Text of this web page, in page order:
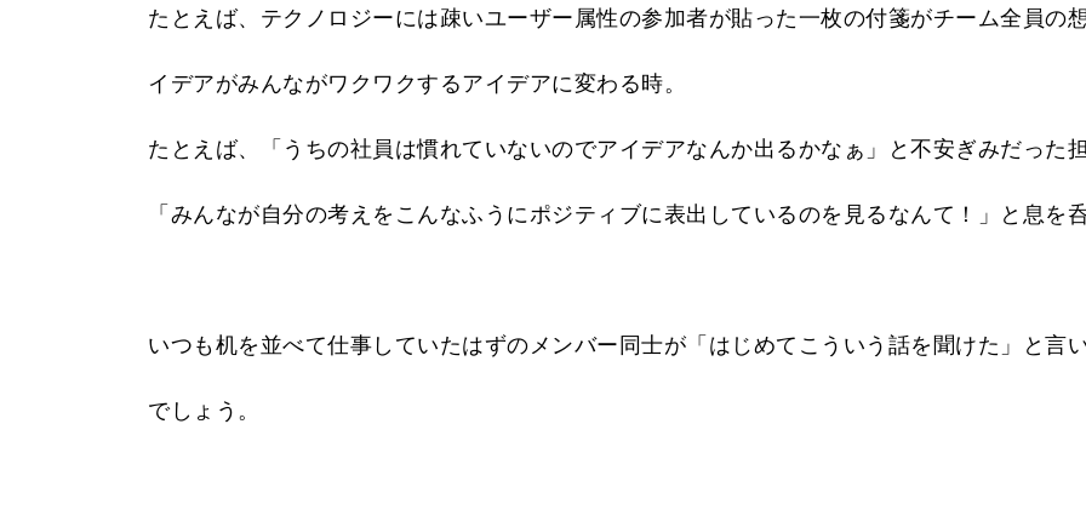
たとえば、テクノロジーには疎いユーザー属性の参加者が貼った一枚の付箋がチーム全員の
イデアがみんながワクワクするアイデアに変わる時。
たとえば、「うちの社員は慣れていないのでアイデアなんか出るかなぁ」と不安ぎみだった
「みんなが自分の考えをこんなふうにポジティブに表出しているのを見るなんて！」と息を
いつも机を並べて仕事していたはずのメンバー同士が「はじめてこういう話を聞けた」と言
でしょう。